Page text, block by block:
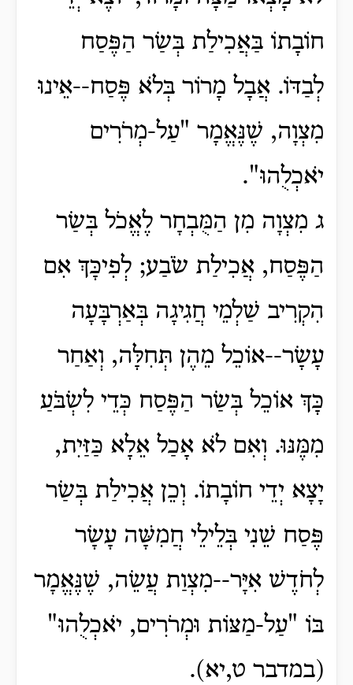
חוֹבָתוֹ בַּאֲכִילַת בְּשַׂר הַפֶּסַח
לְבַדּוֹ. אֲבָל מָרוֹר בְּלֹא פֶּסַח--אֵינוּ
מִצְוָה, שֶׁנֶּאֱמָר "עַל-מְרֹרִים
יֹאכְלֻהוּ".
ג מִצְוָה מִן הַמֻּבְחָר לֶאֱכֹל בְּשַׂר
הַפֶּסַח, אֲכִילַת שֹׂבַע; לְפִיכָּךְ אִם
הִקְרִיב שַׁלְמֵי חֲגִיגָה בְּאַרְבָּעָה
עָשָׂר--אוֹכֵל מֵהֶן תְּחִלָּה, וְאַחַר
כָּךְ אוֹכֵל בְּשַׂר הַפֶּסַח כְּדֵי לִשְׂבֹּעַ
מִמֶּנּוּ. וְאִם לֹא אָכַל אֵלָא כַּזַּיִת,
יָצָא יְדֵי חוֹבָתוֹ. וְכֵן אֲכִילַת בְּשַׂר
פֶּסַח שֵׁנִי בְּלֵילֵי חֲמִשָּׁה עָשָׂר
לְחֹדֶשׁ אִיָּר--מִצְוַת עֲשֵׂה, שֶׁנֶּאֱמָר
בּוֹ "עַל-מַצּוֹת וּמְרֹרִים, יֹאכְלֻהוּ"
(במדבר ט,יא).